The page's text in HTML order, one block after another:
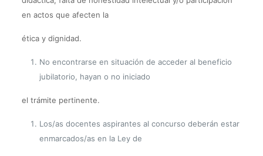
en actos que afecten la
ética y dignidad.
No encontrarse en situación de acceder al beneficio
jubilatorio, hayan o no iniciado
el trámite pertinente.
Los/as docentes aspirantes al concurso deberán estar
enmarcados/as en la Ley de